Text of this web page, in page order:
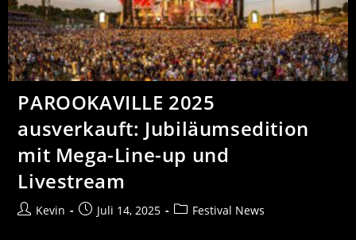
PAROOKAVILLE 2025
ausverkauft: Jubiläumsedition
mit Mega-Line-up und
Livestream
Kevin Juli 14, 2025 Festival News